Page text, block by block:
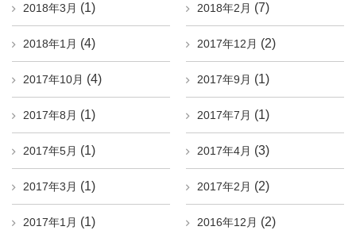
2018年3月 (1) 2018年2月 (7)
2018年1月 (4) 2017年12月 (2)
2017年10月 (4) 2017年9月 (1)
2017年8月 (1) 2017年7月 (1)
2017年5月 (1) 2017年4月 (3)
2017年3月 (1) 2017年2月 (2)
2017年1月 (1) 2016年12月 (2)